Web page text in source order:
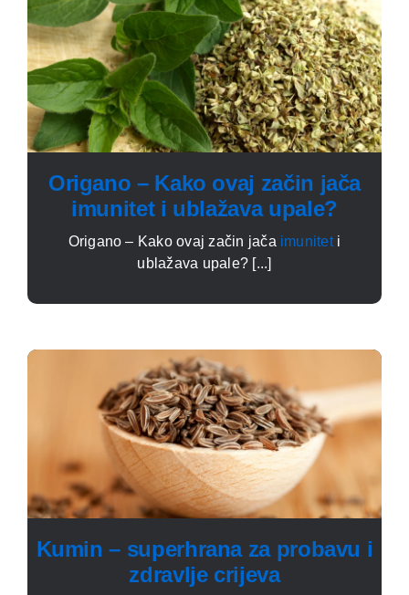
Origano – Kako ovaj začin jača
imunitet i ublažava upale?
Origano – Kako ovaj začin jača imuniteti
ublažava upale? [...]
Kumin – superhrana za probavu i
zdravlje crijeva